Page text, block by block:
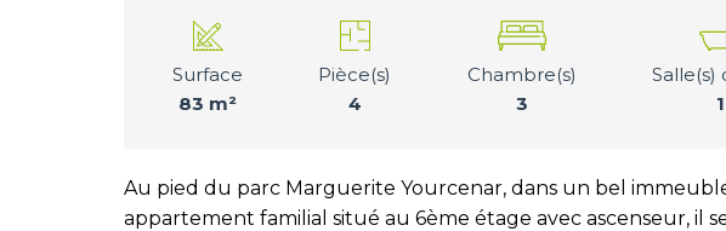
Surface
83 m²
Pièce(s)
4
Chambre(s)
3
Salle(s)
1
Au pied du parc Marguerite Yourcenar, dans un bel
appartement familial situé au 6ème étage avec ascenseur, il